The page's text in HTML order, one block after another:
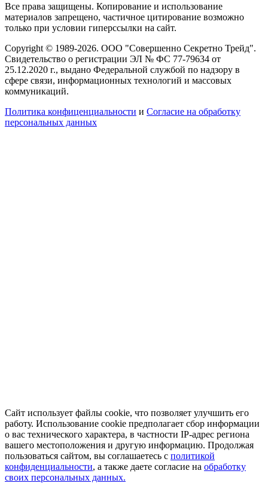
Все права защищены. Копирование и использование
материалов запрещено, частичное цитирование возможно
только при условии гиперссылки на сайт.
Copyright © 1989-2026. ООО "Совершенно Секретно Трейд".
Свидетельство о регистрации ЭЛ № ФС 77-79634 от
25.12.2020 г., выдано Федеральной службой по надзору в
сфере связи, информационных технологий и массовых
коммуникаций.
Политика конфиценциальности и Согласие на обработку
персональных данных
Сайт использует файлы cookie, что позволяет улучшить его
работу. Использование cookie предполагает сбор информации
о вас технического характера, в частности IP-адрес региона
вашего местоположения и другую информацию. Продолжая
пользоваться сайтом, вы соглашаетесь с политикой
конфиденциальности, а также даете согласие на обработку
своих персональных данных.